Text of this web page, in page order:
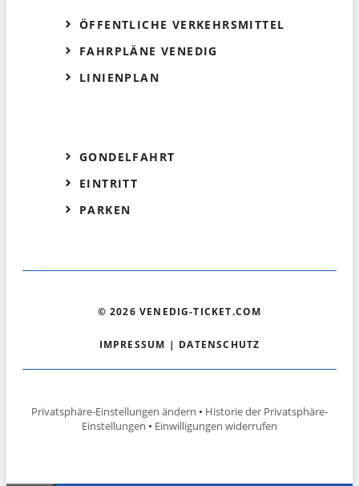
ÖFFENTLICHE VERKEHRSMITTEL
FAHRPLÄNE VENEDIG
LINIENPLAN
GONDELFAHRT
EINTRITT
PARKEN
© 2026 VENEDIG-TICKET.COM
IMPRESSUM | DATENSCHUTZ
Privatsphäre-Einstellungen ändern • Historie der Privatsphäre-
Einstellungen • Einwilligungen widerrufen